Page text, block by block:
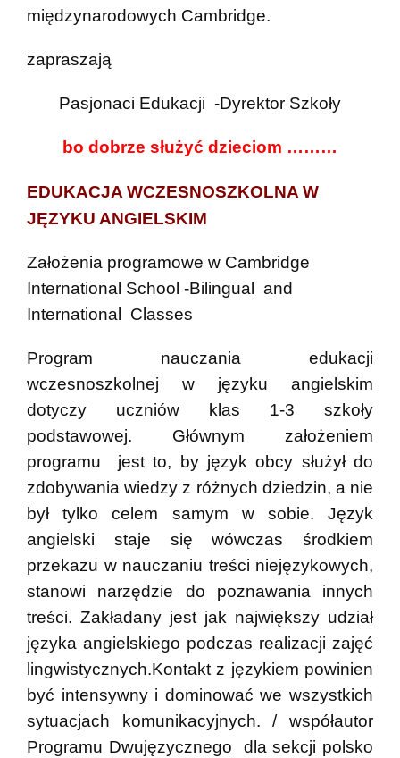
międzynarodowych Cambridge.
zapraszają
Pasjonaci Edukacji -Dyrektor Szkoły
bo dobrze służyć dzieciom ………
EDUKACJA WCZESNOSZKOLNA W
JĘZYKU ANGIELSKIM
Założenia programowe w Cambridge
International School -Bilingual and
International Classes
Program nauczania edukacji
wczesnoszkolnej w języku angielskim
dotyczy uczniów klas 1-3 szkoły
podstawowej. Głównym założeniem
programu jest to, by język obcy służył do
zdobywania wiedzy z różnych dziedzin, a nie
był tylko celem samym w sobie. Język
angielski staje się wówczas środkiem
przekazu w nauczaniu treści niejęzykowych,
stanowi narzędzie do poznawania innych
treści. Zakładany jest jak największy udział
języka angielskiego podczas realizacji zajęć
lingwistycznych.Kontakt z językiem powinien
być intensywny i dominować we wszystkich
sytuacjach komunikacyjnych. / współautor
Programu Dwujęzycznego dla sekcji polsko